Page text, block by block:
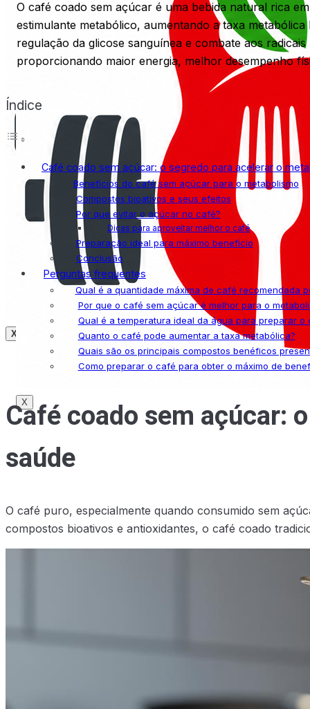
X
X
O café coado sem açúcar é uma bebida natural rica
estimulante metabólico, aumentando a taxa
regulação da glicose sanguínea e combate aos
proporcionando maior energia, melhor desempenho
Índice
Café coado sem açúcar: o segredo para acelerar o
Benefícios do café sem açúcar para o metabolismo
Compostos bioativos e seus efeitos
Por que evitar o açúcar no café?
Dicas para aproveitar melhor o café
Preparação ideal para máximo benefício
Conclusão
Perguntas frequentes
Qual é a quantidade máxima de café recomendada
Por que o café sem açúcar é melhor para o
Qual é a temperatura ideal da água para preparar o
Quanto o café pode aumentar a taxa metabólica?
Quais são os principais compostos benéficos
Como preparar o café para obter o máximo de
Café coado sem açúcar:
saúde
O café puro, especialmente quando consumido sem
compostos bioativos e antioxidantes, o café coado